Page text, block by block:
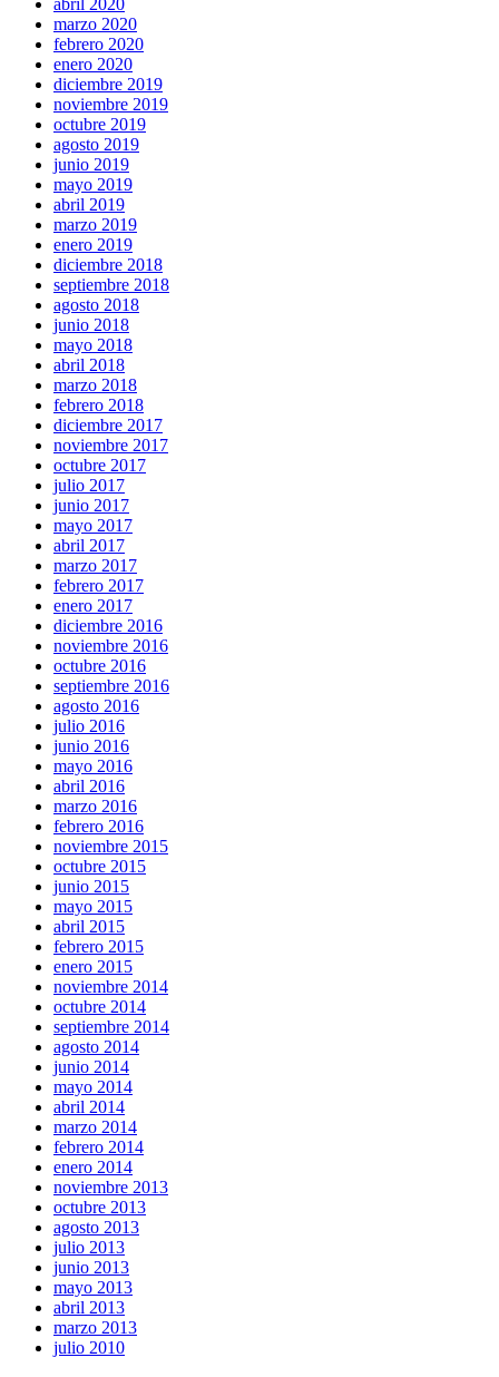
abril 2020
marzo 2020
febrero 2020
enero 2020
diciembre 2019
noviembre 2019
octubre 2019
agosto 2019
junio 2019
mayo 2019
abril 2019
marzo 2019
enero 2019
diciembre 2018
septiembre 2018
agosto 2018
junio 2018
mayo 2018
abril 2018
marzo 2018
febrero 2018
diciembre 2017
noviembre 2017
octubre 2017
julio 2017
junio 2017
mayo 2017
abril 2017
marzo 2017
febrero 2017
enero 2017
diciembre 2016
noviembre 2016
octubre 2016
septiembre 2016
agosto 2016
julio 2016
junio 2016
mayo 2016
abril 2016
marzo 2016
febrero 2016
noviembre 2015
octubre 2015
junio 2015
mayo 2015
abril 2015
febrero 2015
enero 2015
noviembre 2014
octubre 2014
septiembre 2014
agosto 2014
junio 2014
mayo 2014
abril 2014
marzo 2014
febrero 2014
enero 2014
noviembre 2013
octubre 2013
agosto 2013
julio 2013
junio 2013
mayo 2013
abril 2013
marzo 2013
julio 2010